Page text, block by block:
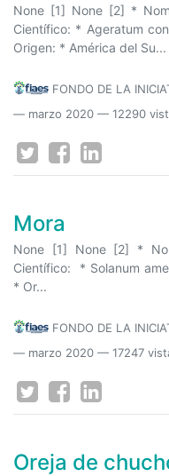
None [1] None [2] *
Científico: * Ageratum
Origen: * América del Su...
FONDO DE LA
— marzo 2020 — 12290
Mora
None [1] None [2] *
Científico: * Solanum
* Or...
FONDO DE LA
— marzo 2020 — 17247
Oreja de